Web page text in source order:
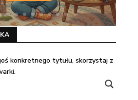
konkretnego tytułu, skorzystaj z